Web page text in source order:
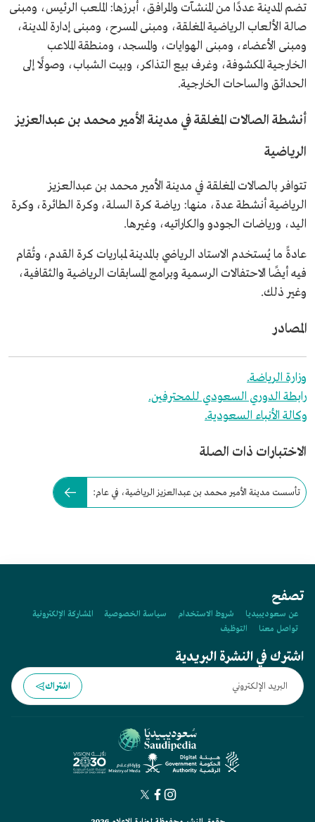
تضم المدينة عددًا من المنشآت والمرافق، أبرزها: الملعب الرئيس، ومبنى
صالة الألعاب الرياضية المغلقة، ومبنى المسرح، ومبنى إدارة المدينة،
ومبنى الأعضاء، ومبنى الهوايات، والمسجد، ومنطقة الملاعب
الخارجية المكشوفة، وغرف بيع التذاكر، وبيت الشباب، وصولًا إلى
الحدائق والساحات الخارجية. ​
أنشطة الصالات المغلقة في مدينة الأمير محمد بن عبدالعزيز
الرياضية
تتوافر بالصالات المغلقة في مدينة الأمير محمد بن عبدالعزيز
الرياضية أنشطة عدة، منها: رياضة كرة السلة، وكرة الطائرة، وكرة
اليد، ورياضات الجودو والكاراتيه، وغيرها.
عادةً ما يُستخدم الاستاد الرياضي بالمدينة لمباريات كرة القدم، وتُقام
فيه أيضًا الاحتفالات الرسمية وبرامج المسابقات الرياضية والثقافية،
وغير ذلك.
المصادر
وزارة الرياضة.
رابطة الدوري السعودي للمحترفين.
وكالة الأنباء السعودية.
الاختبارات ذات الصلة
تأسست مدينة الأمير محمد بن عبدالعزيز الرياضية، في عام:
تصفح
عن سعوديبيديا شروط الاستخدام سياسة الخصوصية
المشاركة الإلكترونية
تواصل معنا
التوظيف
اشترك في النشرة البريدية
اشتراك